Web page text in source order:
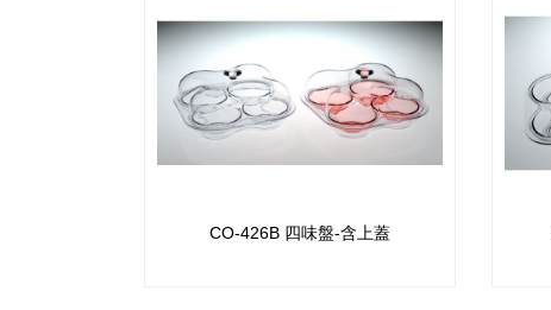
CO-426B 四味盤-含上蓋